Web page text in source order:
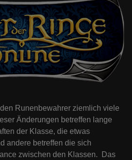
Runenbewahrer ziemlich viele
Änderungen betreffen lange
der Klasse, die etwas
andere betreffen die sich
zwischen den Klassen. Das